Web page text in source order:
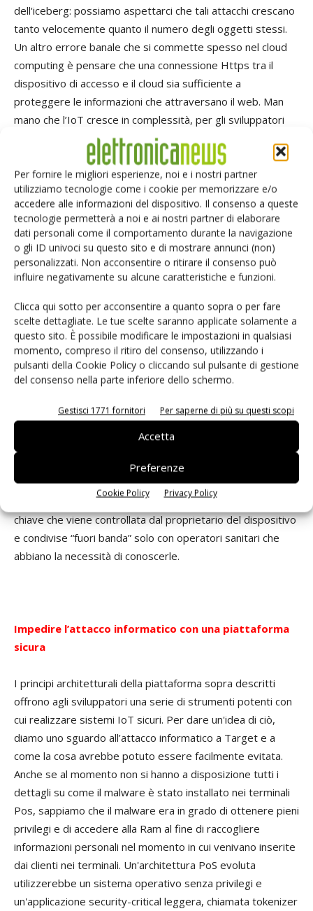
Per fornire le migliori esperienze, noi e i nostri partner
utilizziamo tecnologie come i cookie per memorizzare e/o
accedere alle informazioni del dispositivo. Il consenso a queste
tecnologie permetterà a noi e ai nostri partner di elaborare
dati personali come il comportamento durante la navigazione
o gli ID univoci su questo sito e di mostrare annunci (non)
personalizzati. Non acconsentire o ritirare il consenso può
influire negativamente su alcune caratteristiche e funzioni.
Clicca qui sotto per acconsentire a quanto sopra o per fare
scelte dettagliate. Le tue scelte saranno applicate solamente a
questo sito. È possibile modificare le impostazioni in qualsiasi
momento, compreso il ritiro del consenso, utilizzando i
pulsanti della Cookie Policy o cliccando sul pulsante di gestione
del consenso nella parte inferiore dello schermo.
Gestisci 1771 fornitori Per saperne di più su questi scopi
Accetta
Preferenze
Cookie Policy Privacy Policy
dell'iceberg: possiamo aspettarci che tali attacchi crescano
tanto velocemente quanto il numero degli oggetti stessi.
Un altro errore banale che si commette spesso nel cloud
computing è pensare che una connessione Https tra il
dispositivo di accesso e il cloud sia sufficiente a
proteggere le informazioni che attraversano il web. Man
mano che l’IoT cresce in complessità, per gli sviluppatori
non è semplice individuare in che modo i dati fluiranno
attraverso la rete e se i vari sistemi presenti lungo il
percorso saranno degni della nostra fiducia. Ad esempio,
quando si collega il browser a Facebook, l'utilizzo del
protocollo SSL può proteggere le informazioni che
transitano verso la DMZ di Facebook (si noti, tuttavia, che
la mancanza di un'autenticazione reciproca forte nella
maggior parte delle transazioni web rende discutibile
persino questo supposizione), ma che cosa succede ai dati
una volta che sono entrati nel cloud di Facebook? I dati
possono essere inviati agli inserzionisti, ai database e a
servizi web di terze parti. Non sarà pratico che gli
sviluppatori delle Cose siano certi della qualità dei controlli
di sicurezza attuati da tutti questi attori. Pertanto,
suppone che il cloud sia intrinsecamente insicuro. Se il
nostro sistema emette dati di valore, dobbiamo prendere
adeguate misure per proteggere quei dati,
indipendentemente da dove andranno a finire circolando
nel web. Ad esempio, un dispositivo sanitario indossabile
può criptare informazioni generate localmente con una
chiave che viene controllata dal proprietario del dispositivo
e condivise “fuori banda” solo con operatori sanitari che
abbiano la necessità di conoscerle.
Impedire l’attacco informatico con una piattaforma
sicura
I principi architetturali della piattaforma sopra descritti
offrono agli sviluppatori una serie di strumenti potenti con
cui realizzare sistemi IoT sicuri. Per dare un'idea di ciò,
diamo uno sguardo all’attacco informatico a Target e a
come la cosa avrebbe potuto essere facilmente evitata.
Anche se al momento non si hanno a disposizione tutti i
dettagli su come il malware è stato installato nei terminali
Pos, sappiamo che il malware era in grado di ottenere pieni
privilegi e di accedere alla Ram al fine di raccogliere
informazioni personali nel momento in cui venivano inserite
dai clienti nei terminali. Un'architettura PoS evoluta
utilizzerebbe un sistema operativo senza privilegi e
un'applicazione security-critical leggera, chiamata tokenizer